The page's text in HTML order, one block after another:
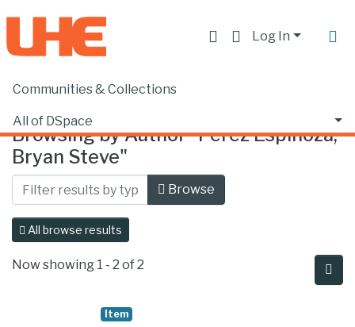
Log In
Communities & Collections
All of DSpace
Home Browse by Author
Browsing by Author "Pérez Espinoza,
Bryan Steve"
Browse
All browse results
Now showing 1 - 2 of 2
Item